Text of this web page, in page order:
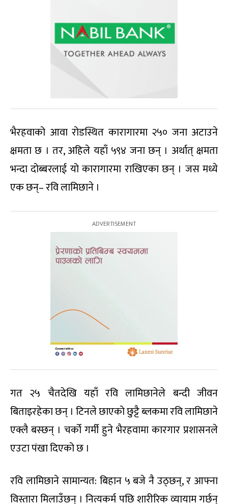
भैरहवाको आवा रोडस्थित कारागारमा २५० जना अटाउने
क्षमता छ । तर, अहिले यहाँ ५९४ जना छन् । अर्थात् क्षमता
भन्दा दोब्बरलाई यो कारागारमा राखिएका छन् । जस मध्ये
एक छन्– रवि लामिछाने ।
गत २५ चैतदेखि यहाँ रवि लामिछानेले बन्दी जीवन
बिताइरहेका छन् । टिनले छाएको छुट्टै ब्लकमा रवि लामिछाने
एक्लै बस्छन् । चर्को गर्मी हुने भैरहवामा कारगार प्रशासनले
एउटा पंखा दिएको छ ।
रवि लामिछाने सामान्यत: बिहान ५ बजे नै उठ्छन्, र आफ्ना
विस्तारा मिलाउँछन् । नित्यकर्म पछि शारीरिक व्यायाम गर्छन्